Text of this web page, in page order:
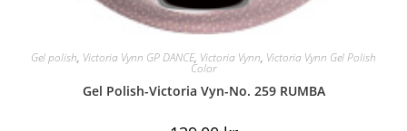
Gel polish, Victoria Vynn GP DANCE, Victoria Vynn, Victoria Vynn Gel Polish
Color
Gel Polish-Victoria Vyn-No. 259 RUMBA